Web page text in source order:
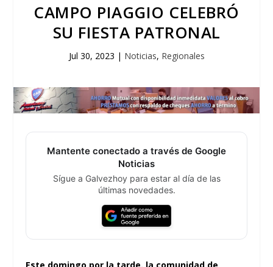
CAMPO PIAGGIO CELEBRÓ
SU FIESTA PATRONAL
Jul 30, 2023 | Noticias, Regionales
Mantente conectado a través de Google
Noticias
Sígue a Galvezhoy para estar al día de las
últimas novedades.